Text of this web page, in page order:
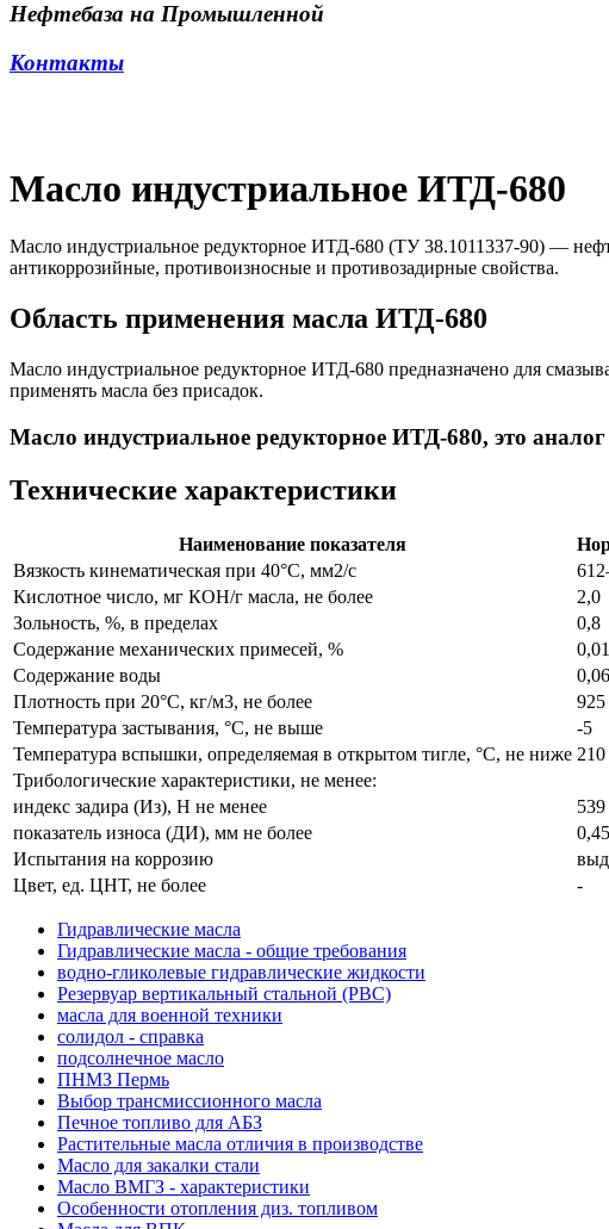
Нефтебаза на Промышленной
Контакты
Масло индустриальное ИТД-680
Масло индустриальное редукторное ИТД-680 (ТУ 38.1011337-90) —
антикоррозийные, противоизносные и противозадирные свойства.
Область применения масла ИТД-680
Масло индустриальное редукторное ИТД-680 предназначено для
применять масла без присадок.
Масло индустриальное редукторное ИТД-680, это
Технические характеристики
Наименование показателя
Вязкость кинематическая при 40°С, мм2/с
Кислотное число, мг КОН/г масла, не более
2,0
Зольность, %, в пределах
0,8
Содержание механических примесей, %
0,01
Содержание воды
0,06
Плотность при 20°С, кг/м3, не более
925
Температура застывания, °С, не выше
-5
Температура вспышки, определяемая в открытом тигле, °С, не ниже 210
Трибологические характеристики, не менее:
индекс задира (Из), Н не менее
539
показатель износа (ДИ), мм не более
0,45
Испытания на коррозию
Цвет, ед. ЦНТ, не более
-
Гидравлические масла
Гидравлические масла - общие требования
водно-гликолевые гидравлические жидкости
Резервуар вертикальный стальной (РВС)
масла для военной техники
солидол - справка
подсолнечное масло
ПНМЗ Пермь
Выбор трансмиссионного масла
Печное топливо для АБЗ
Растительные масла отличия в производстве
Масло для закалки стали
Масло ВМГЗ - характеристики
Особенности отопления диз. топливом